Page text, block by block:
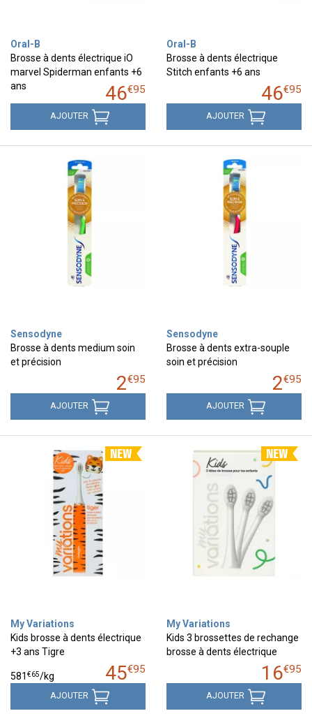
Oral-B
Brosse à dents électrique iO
marvel Spiderman enfants +6
ans
46€95
AJOUTER
Oral-B
Brosse à dents électrique
Stitch enfants +6 ans
46€95
AJOUTER
Sensodyne
Brosse à dents medium soin
et précision
2€95
AJOUTER
Sensodyne
Brosse à dents extra-souple
soin et précision
2€95
AJOUTER
My Variations
Kids brosse à dents électrique
+3 ans Tigre
45€95
581 €65/kg
AJOUTER
My Variations
Kids 3 brossettes de rechange
brosse à dents électrique
16€95
AJOUTER